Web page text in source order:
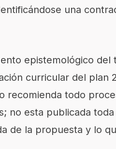
una
epistemológico del
curricular del plan
recomienda todo
no esta publicada toda
de la propuesta y lo